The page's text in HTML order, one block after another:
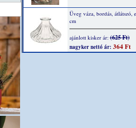
Üveg váza, bordás, átlátszó,
cm
ajánlott kisker ár:(625 Ft)
nagyker nettó ár: 364 Ft